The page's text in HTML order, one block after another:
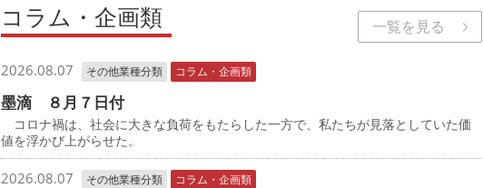
コラム・企画類 一覧を見る
2026.08.07 その他業種分類 コラム・企画類
墨滴 ８月７日付
コロナ禍は、社会に大きな負荷をもたらした一方で、私たちが見落としていた価
値を浮かび上がらせた。
2026.08.07 その他業種分類 コラム・企画類